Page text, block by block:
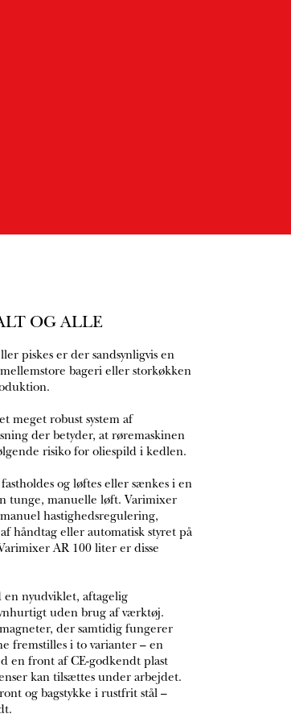
OG ALLE
piskes er der sandsynligvis en
bageri eller storkøkken
meget robust system af
der betyder, at røremaskinen
risiko for oliespild i kedlen.
og løftes eller sænkes i en
tunge, manuelle løft. Varimixer
hastighedsregulering,
håndtag eller automatisk styret på
AR 100 liter er disse
en nyudviklet, aftagelig
uden brug af værktøj.
der samtidig fungerer
fremstilles i to varianter – en
en front af CE-godkendt plast
kan tilsættes under arbejdet.
og bagstykke i rustfrit stål –